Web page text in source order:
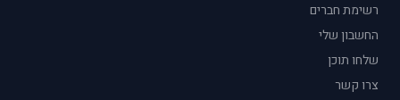
רשימת חברים
החשבון שלי
שלחו תוכן
צרו קשר